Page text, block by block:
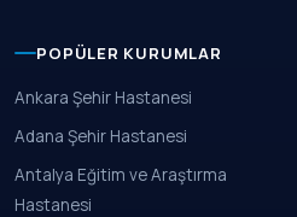
POPÜLER KURUMLAR
Ankara Şehir Hastanesi
Adana Şehir Hastanesi
Antalya Eğitim ve Araştırma
Hastanesi